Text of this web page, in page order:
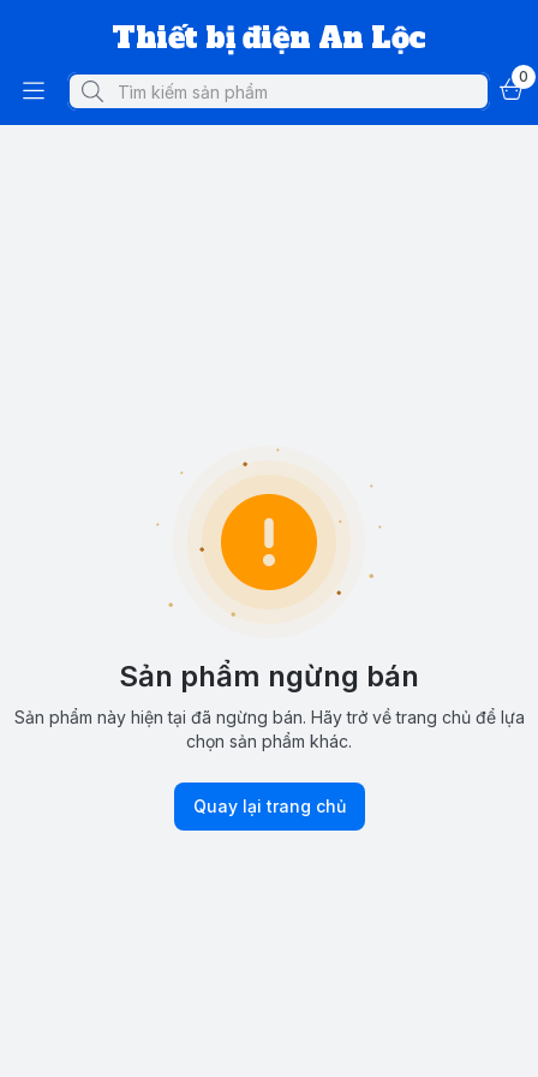
Thiết bị điện An Lộc
0
Sản phẩm ngừng bán
Sản phẩm này hiện tại đã ngừng bán. Hãy trở về trang chủ để lựa
chọn sản phẩm khác.
Quay lại trang chủ